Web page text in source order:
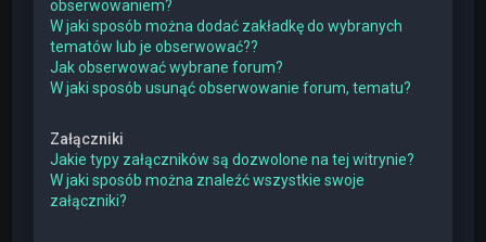
obserwowaniem?
W jaki sposób można dodać zakładkę do wybranych
tematów lub je obserwować??
Jak obserwować wybrane forum?
W jaki sposób usunąć obserwowanie forum, tematu?
Załączniki
Jakie typy załączników są dozwolone na tej witrynie?
W jaki sposób można znaleźć wszystkie swoje
załączniki?